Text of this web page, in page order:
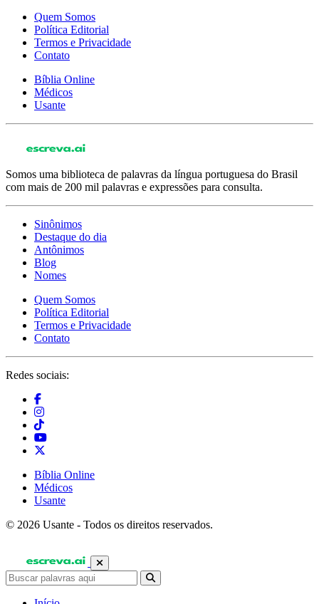
Quem Somos
Política Editorial
Termos e Privacidade
Contato
Bíblia Online
Médicos
Usante
Somos uma biblioteca de palavras da língua portuguesa do Brasil
com mais de 200 mil palavras e expressões para consulta.
Sinônimos
Destaque do dia
Antônimos
Blog
Nomes
Quem Somos
Política Editorial
Termos e Privacidade
Contato
Redes sociais:
Bíblia Online
Médicos
Usante
© 2026 Usante - Todos os direitos reservados.